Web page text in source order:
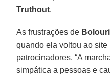
Truthout.
As frustrações de
quando ela voltou ao site
patrocinadores. “A
simpática a pessoas e